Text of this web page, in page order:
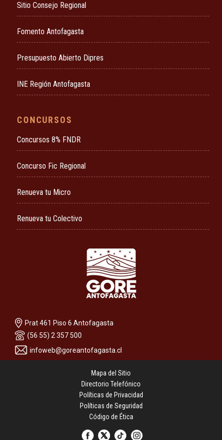
Sitio Consejo Regional
Fomento Antofagasta
Presupuesto Abierto Dipres
INE Región Antofagasta
CONCURSOS
Concursos 8% FNDR
Concurso Fic Regional
Renueva tu Micro
Renueva tu Colectivo
Prat 461 Piso 6 Antofagasta
(56 55) 2 357 500
infoweb@goreantofagasta.cl
Mapa del Sitio
Directorio Telefónico
Políticas de Privacidad
Políticas de Seguridad
Código de Ética